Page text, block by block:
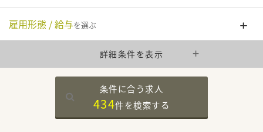
雇用形態 / 給与を選ぶ
詳細条件を表示
条件に合う求人
434件を検索する